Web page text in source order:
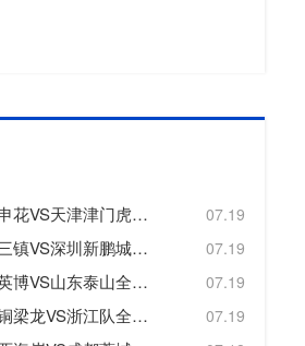
2026年07月18日上海申花VS天津津门虎全场比赛录像回放 07.19
2026年07月18日武汉三镇VS深圳新鹏城全场比赛录像回放 07.19
2026年07月18日大连英博VS山东泰山全场比赛录像回放 07.19
2026年07月18日重庆铜梁龙VS浙江队全场比赛录像回放 07.19